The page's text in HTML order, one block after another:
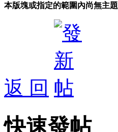
本版塊或指定的範圍內尚無主題
返 回
快速發帖